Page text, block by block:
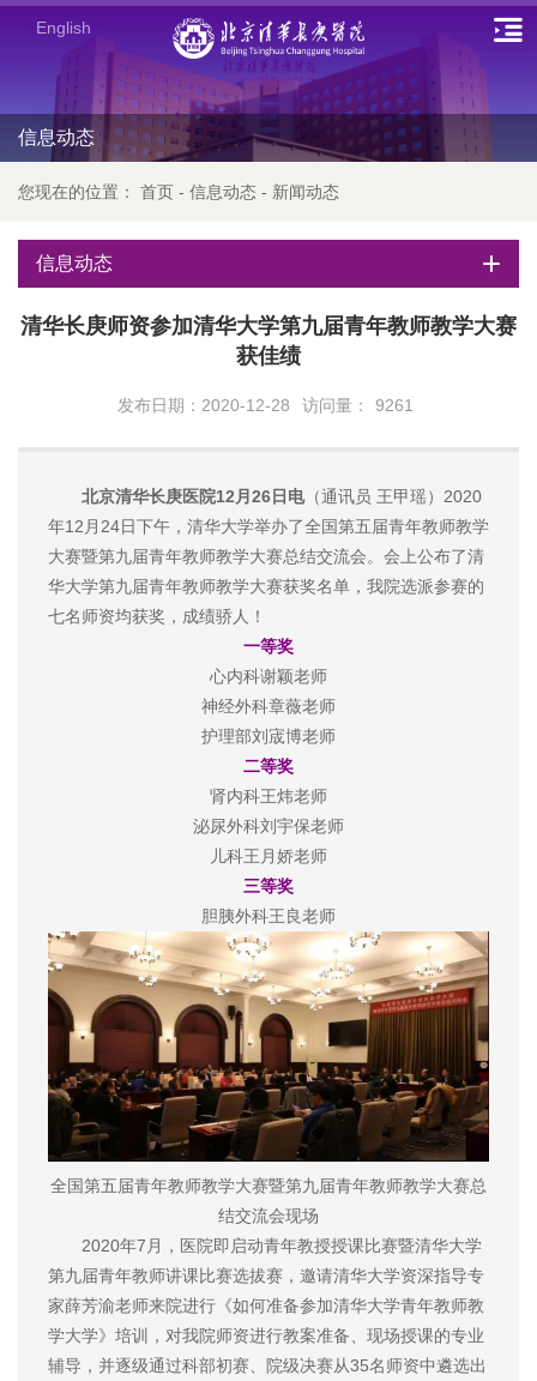
English
信息动态
您现在的位置： 首页 - 信息动态 - 新闻动态
信息动态
清华长庚师资参加清华大学第九届青年教师教学大赛
获佳绩
发布日期：2020-12-28 访问量： 9261
北京清华长庚医院12月26日电（通讯员 王甲瑶）2020
年12月24日下午，清华大学举办了全国第五届青年教师教学
大赛暨第九届青年教师教学大赛总结交流会。会上公布了清
华大学第九届青年教师教学大赛获奖名单，我院选派参赛的
七名师资均获奖，成绩骄人！
一等奖
心内科谢颖老师
神经外科章薇老师
护理部刘宬博老师
二等奖
肾内科王炜老师
泌尿外科刘宇保老师
儿科王月娇老师
三等奖
胆胰外科王良老师
全国第五届青年教师教学大赛暨第九届青年教师教学大赛总
结交流会现场
2020年7月，医院即启动青年教授授课比赛暨清华大学
第九届青年教师讲课比赛选拔赛，邀请清华大学资深指导专
家薛芳渝老师来院进行《如何准备参加清华大学青年教师教
学大学》培训，对我院师资进行教案准备、现场授课的专业
辅导，并逐级通过科部初赛、院级决赛从35名师资中遴选出